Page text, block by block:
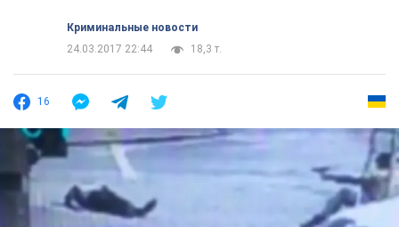
Криминальные новости
24.03.2017 22:44
18,3 т.
16